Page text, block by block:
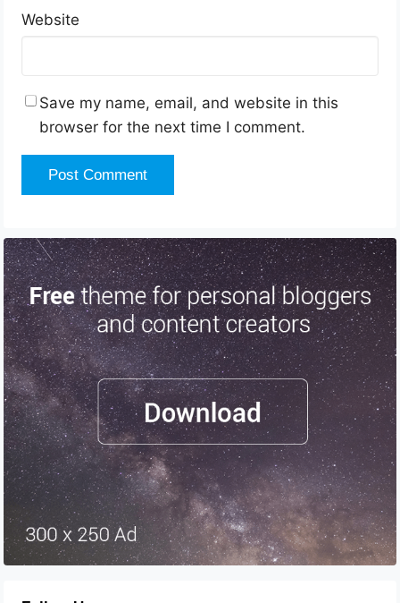
Website
Save my name, email, and website in this
browser for the next time I comment.